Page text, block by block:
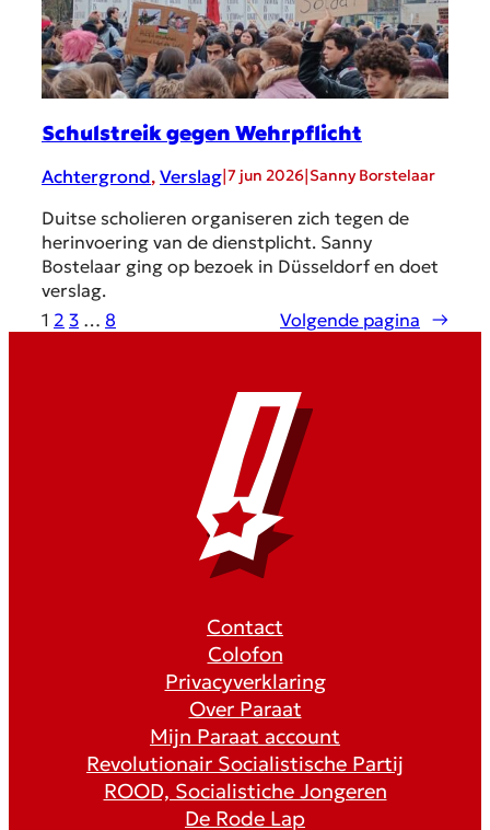
Schulstreik gegen Wehrpflicht
Achtergrond, Verslag|7 jun 2026|Sanny Borstelaar
Duitse scholieren organiseren zich tegen de
herinvoering van de dienstplicht. Sanny
Bostelaar ging op bezoek in Düsseldorf en doet
verslag.
1 2 3 … 8 Volgende pagina →
Contact
Colofon
Privacyverklaring
Over Paraat
Mijn Paraat account
Revolutionair Socialistische Partij
ROOD, Socialistiche Jongeren
De Rode Lap